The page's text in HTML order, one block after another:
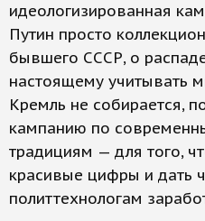
идеологизированная
Путин просто
бывшего СССР, о
настоящему учитывать
Кремль не собирается,
кампанию по
традициям — для того,
красивые цифры и дать
политтехнологам